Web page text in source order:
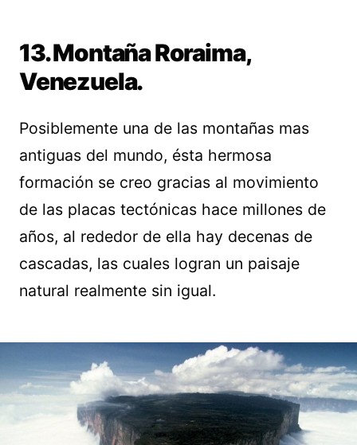
13. Montaña Roraima,
Venezuela.
Posiblemente una de las montañas mas
antiguas del mundo, ésta hermosa
formación se creo gracias al movimiento
de las placas tectónicas hace millones de
años, al rededor de ella hay decenas de
cascadas, las cuales logran un paisaje
natural realmente sin igual.